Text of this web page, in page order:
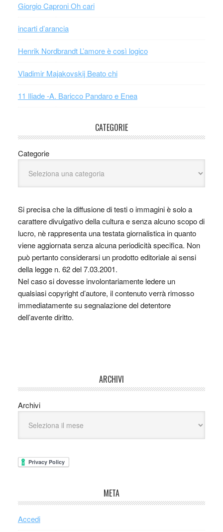
Giorgio Caproni Oh cari
incarti d’arancia
Henrik Nordbrandt L’amore è così logico
Vladimir Majakovskij Beato chi
11 Iliade -A. Baricco Pandaro e Enea
CATEGORIE
Categorie
Si precisa che la diffusione di testi o immagini è solo a
carattere divulgativo della cultura e senza alcuno scopo di
lucro, nè rappresenta una testata giornalistica in quanto
viene aggiornata senza alcuna periodicità specifica. Non
può pertanto considerarsi un prodotto editoriale ai sensi
della legge n. 62 del 7.03.2001.
Nel caso si dovesse involontariamente ledere un
qualsiasi copyright d’autore, il contenuto verrà rimosso
immediatamente su segnalazione del detentore
dell’avente diritto.
ARCHIVI
Archivi
META
Accedi